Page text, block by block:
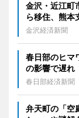
金沢・近江町
ら移住、熊本
金沢経済新聞
春日部のヒマ
の影響で遅れ
春日部経済新聞
弁天町の「空